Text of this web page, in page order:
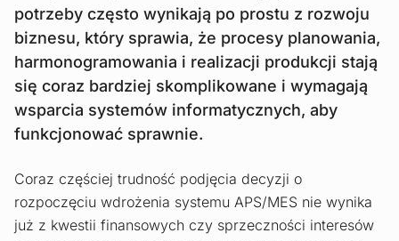
potrzeby często wynikają po prostu z rozwoju
biznesu, który sprawia, że procesy planowania,
harmonogramowania i realizacji produkcji stają
się coraz bardziej skomplikowane i wymagają
wsparcia systemów informatycznych, aby
funkcjonować sprawnie.
Coraz częściej trudność podjęcia decyzji o
rozpoczęciu wdrożenia systemu APS/MES nie wynika
już z kwestii finansowych czy sprzeczności interesów